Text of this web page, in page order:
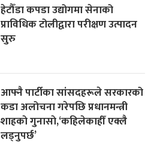
हेटौँडा कपडा उद्योगमा सेनाको
प्राविधिक टोलीद्वारा परीक्षण उत्पादन
सुरु
आफ्नै पार्टीका सांसदहरूले सरकारको
कडा अलोचना गरेपछि प्रधानमन्त्री
शाहकाे गुनासाे,‘कहिलेकाहीँ एक्लै
लड्नुपर्छ’